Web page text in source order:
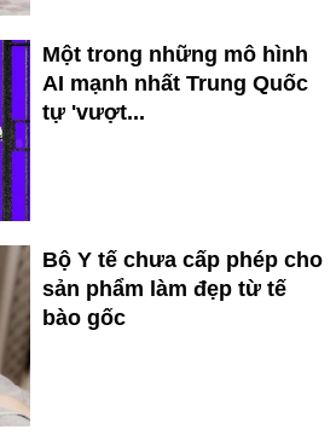
Một trong những mô hình
AI mạnh nhất Trung Quốc
tự 'vượt...
Bộ Y tế chưa cấp phép cho
sản phẩm làm đẹp từ tế
bào gốc